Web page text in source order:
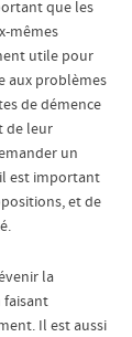
que les
mêmes
utile pour
aux problèmes
de démence
de leur
un
est important
et de
la
faisant
Il est aussi